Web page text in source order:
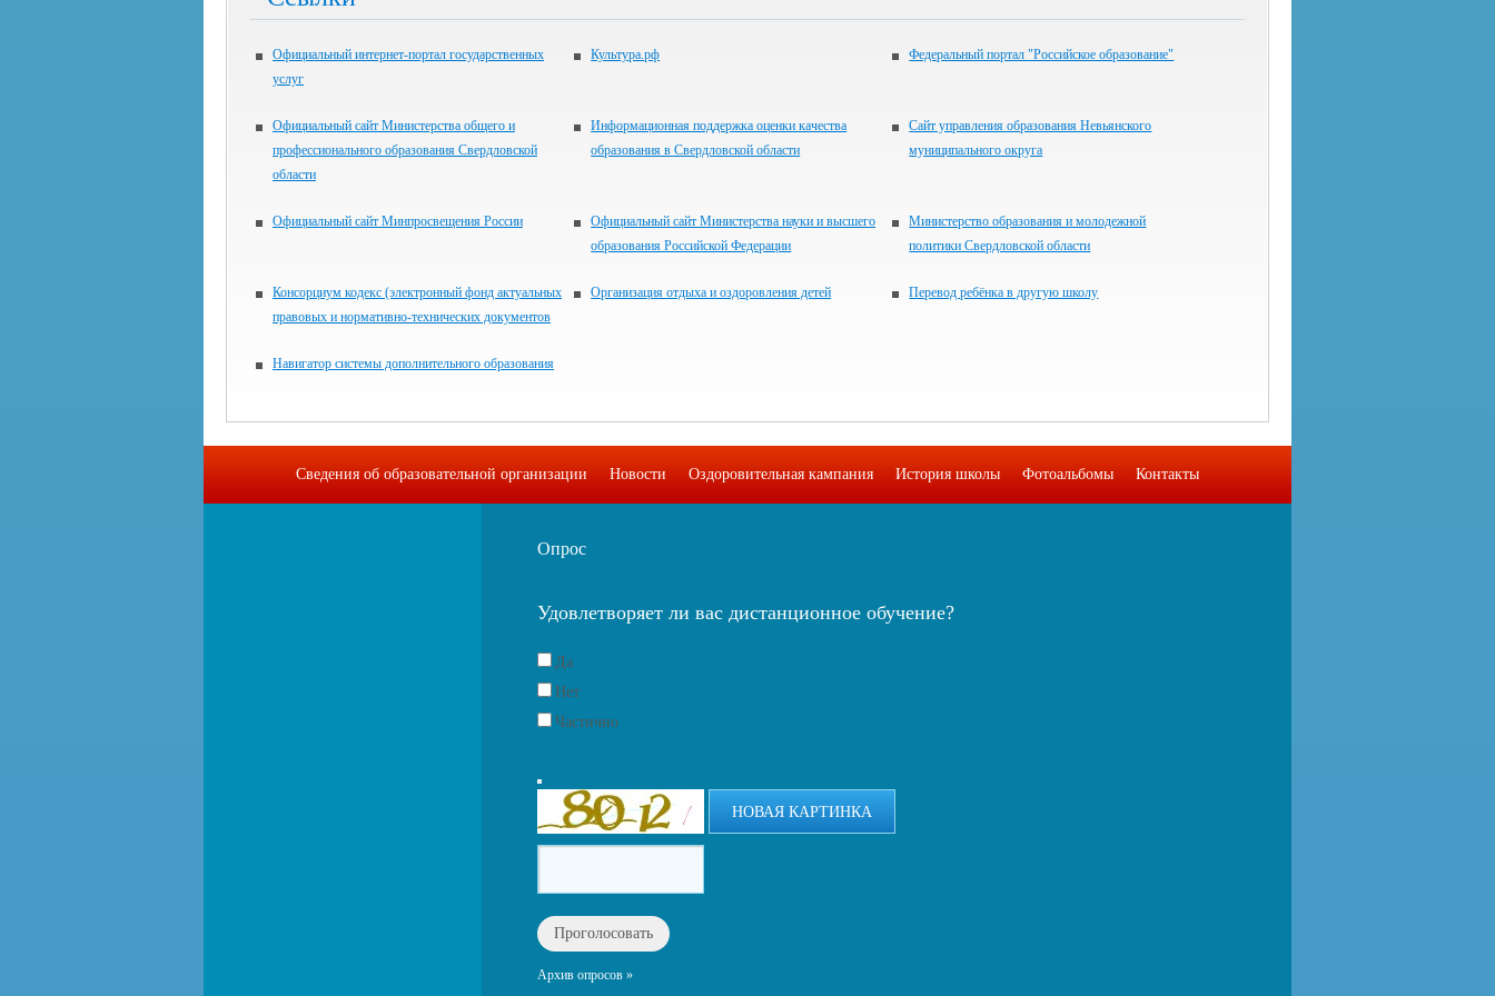
Официальный интернет-портал государственных
услуг
Культура.рф Федеральный портал "Российское образование"
Официальный сайт Министерства общего и
профессионального образования Свердловской
области
Информационная поддержка оценки качества
образования в Свердловской области
Сайт управления образования Невьянского
муниципального округа
Официальный сайт Минпросвещения России
Официальный сайт Министерства науки и высшего
образования Российской Федерации
Министерство образования и молодежной
политики Свердловской области
Консорциум кодекс (электронный фонд актуальных
правовых и нормативно-технических документов
Организация отдыха и оздоровления детей Перевод ребёнка в другую школу
Навигатор системы дополнительного образования
Сведения об образовательной организации Новости Оздоровительная кампания История школы Фотоальбомы Контакты
Опрос
Удовлетворяет ли вас дистанционное обучение?
Да
Нет
Частично
НОВАЯ КАРТИНКА
Архив опросов »